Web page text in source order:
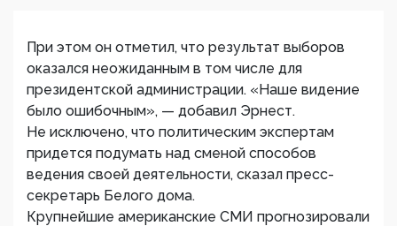
При этом он отметил, что результат выборов
оказался неожиданным в том числе для
президентской администрации. «Наше видение
было ошибочным», — добавил Эрнест.
Не исключено, что политическим экспертам
придется подумать над сменой способов
ведения своей деятельности, сказал пресс-
секретарь Белого дома.
Крупнейшие американские СМИ прогнозировали